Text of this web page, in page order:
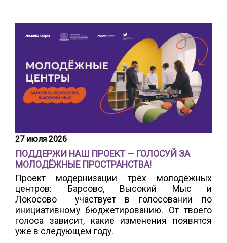
27 июля 2026
ПОДДЕРЖИ НАШ ПРОЕКТ — ГОЛОСУЙ ЗА
МОЛОДЁЖНЫЕ ПРОСТРАНСТВА!
Проект модернизации трёх молодёжных
центров: Барсово, Высокий Мыс и
Локосово участвует в голосовании по
инициативному бюджетированию. От твоего
голоса зависит, какие изменения появятся
уже в следующем году.